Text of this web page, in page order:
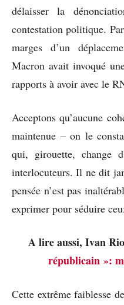
délaisser la
contestation politique.
marges d’un
Macron avait invoqué
rapports à avoir avec le
Acceptons qu’aucune
maintenue – on le
qui, girouette, change
interlocuteurs. Il ne dit
pensée n’est pas
exprimer pour séduire
A lire aussi, Ivan
républicain »:
Cette extrême faiblesse